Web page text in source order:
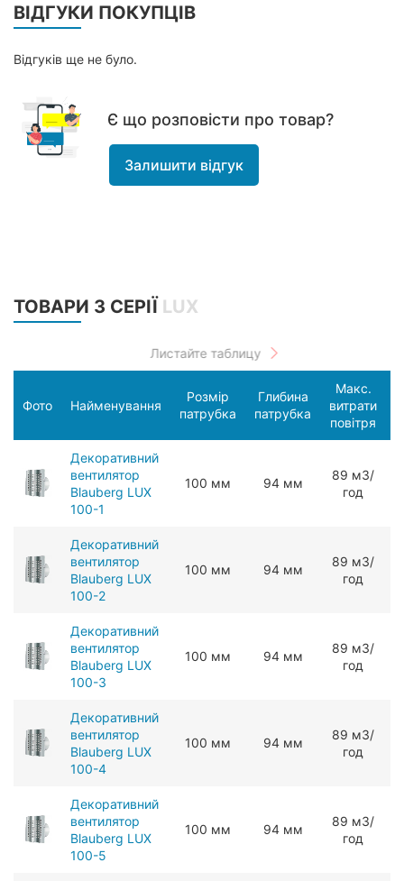
ВІДГУКИ ПОКУПЦІВ
Відгуків ще не було.
Є що розповісти про товар?
Залишити відгук
ТОВАРИ З СЕРІЇ LUX
Фото Найменування
Розмір
патрубка
Глибина
патрубка
Макс.
витрати
повітря
Декоративний
вентилятор
Blauberg LUX
100-1
100 мм 94 мм
89 мЗ/
год
Декоративний
вентилятор
Blauberg LUX
100-2
100 мм 94 мм
89 мЗ/
год
Декоративний
вентилятор
Blauberg LUX
100-3
100 мм 94 мм
89 мЗ/
год
Декоративний
вентилятор
Blauberg LUX
100-4
100 мм 94 мм
89 мЗ/
год
Декоративний
вентилятор
Blauberg LUX
100-5
100 мм 94 мм
89 мЗ/
год